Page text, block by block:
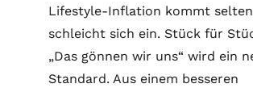
Lifestyle-Inflation kommt
schleicht sich ein. Stück für
„Das gönnen wir uns“ wird ein
Standard. Aus einem besseren